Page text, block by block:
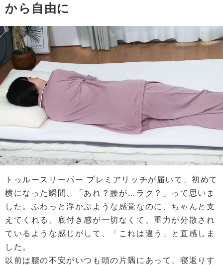
から自由に
トゥルースリーパー プレミアリッチが届いて、初めて
横になった瞬間、「あれ？腰が…ラク？」って思いま
した。ふわっと浮かぶような感覚なのに、ちゃんと支
えてくれる。底付き感が一切なくて、重力が分散され
ているような感じがして、「これは違う」と直感しま
した。
以前は腰の不安がいつも頭の片隅にあって、寝返りす